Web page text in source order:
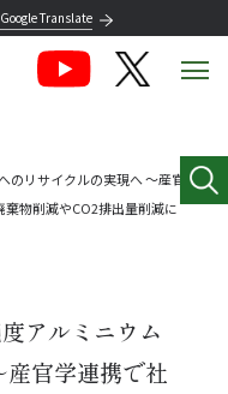
Translate
のリサイクルの実現へ ～産官
物削減やCO2排出量削減に
アルミニウム
官学連携で社